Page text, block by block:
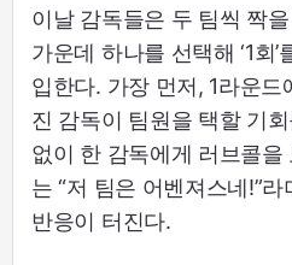
이날 감독들은 두 팀씩 짝
가운데 하나를 선택해 ‘1회
입한다. 가장 먼저, 1라운
진 감독이 팀원을 택할 기
없이 한 감독에게 러브콜을
는 “저 팀은 어벤져스네!”
반응이 터진다.